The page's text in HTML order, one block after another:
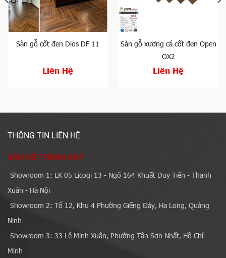
Sàn gỗ cốt đen Dios DF 11
Liên Hệ
Sàn gỗ xương cá cốt đen Open
OX2
Liên Hệ
THÔNG TIN LIÊN HỆ
SÀN GỖ THÀNH ĐẠT
Showroom 1: LK 05 Licogi 13 - Ngõ 164 Khuất Duy Tiến - Thanh
Xuân - Hà Nội
Showroom 2: Tổ 12, Khu 4 Phường Giếng Đáy, Hạ Long, Quảng
Ninh
Showroom 3: 33 Lê Minh Xuân, Phường Tân Sơn Nhất, Hồ Chí
Minh